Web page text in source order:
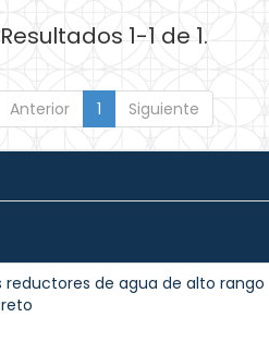
Resultados 1-1 de 1.
Anterior 1 Siguiente
reductores de agua de alto rango